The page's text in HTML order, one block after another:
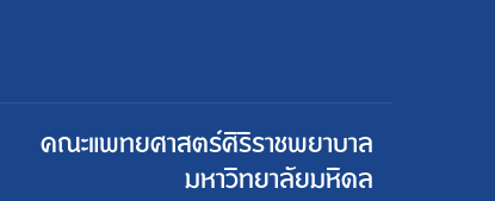
คณะแพทยศาสตร์ศิริราชพยาบาล
มหาวิทยาลัยมหิดล